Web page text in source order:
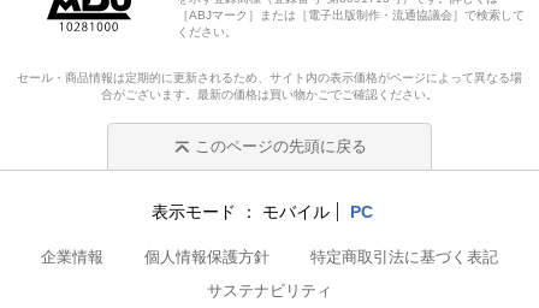
［ABJマーク］または［電子出版制作・流通協議会］で検索して
ください。
セール・商品情報は定期的に更新されるため、サイト内の表示価格がページによって異なる場
合がございます。最新の価格は買い物かごでご確認ください。
このページの先頭に戻る
表示モード モバイル PC
企業情報 個人情報保護方針
特定商取引法に基づく表記
サステナビリティ